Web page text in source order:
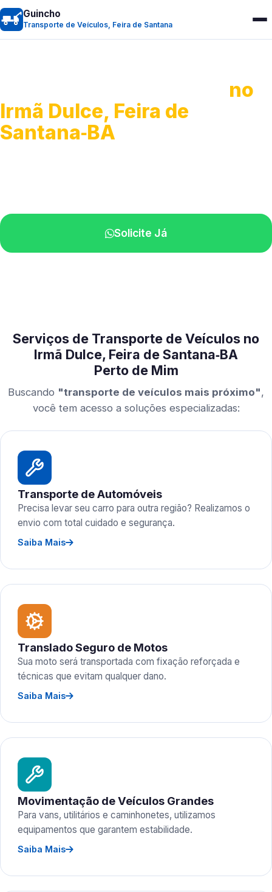
Guincho
Transporte de Veículos, Feira de Santana
no
Irmã Dulce, Feira de
Santana‑BA
Solicite Já
Serviços de Transporte de Veículos no
Irmã Dulce, Feira de Santana‑BA
Perto de Mim
Buscando "transporte de veículos mais próximo",
você tem acesso a soluções especializadas:
Transporte de Automóveis
Precisa levar seu carro para outra região? Realizamos o
envio com total cuidado e segurança.
Saiba Mais
Translado Seguro de Motos
Sua moto será transportada com fixação reforçada e
técnicas que evitam qualquer dano.
Saiba Mais
Movimentação de Veículos Grandes
Para vans, utilitários e caminhonetes, utilizamos
equipamentos que garantem estabilidade.
Saiba Mais